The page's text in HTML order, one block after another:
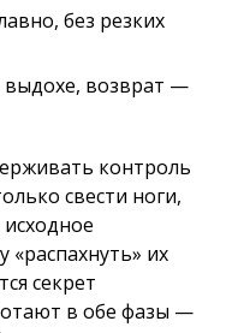
без резких
выдохе, возврат —
контроль
свести ноги,
«распахнуть» их
секрет
в обе фазы —